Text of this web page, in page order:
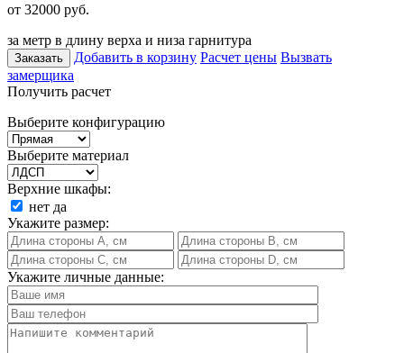
от 32000 руб.
за метр в длину верха и низа гарнитура
Заказать Добавить в корзину Расчет цены Вызвать
замерщика
Получить расчет
Выберите конфигурацию
Выберите материал
Верхние шкафы:
нет да
Укажите размер:
Укажите личные данные: